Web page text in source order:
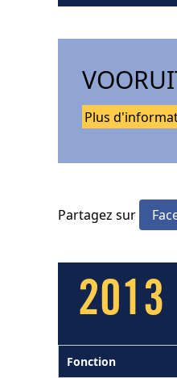
Plus
Partagez sur
2013
Fonction